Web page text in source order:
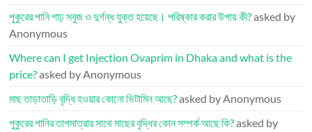
পুকুরের পানি গাঢ় সবুজ ও দুর্গন্ধ যুক্ত হয়েছে। পরিষ্কার করার উপায় কী?asked by
Anonymous
Where can I get Injection Ovaprim in Dhaka and what is the
price?asked by Anonymous
মাছ তাড়াতাড়ি বৃদ্ধি হওয়ার কোনো ভিটামিন আছে?asked by Anonymous
পুকুরের পানির তাপমাত্রার সাথে মাছের বৃদ্ধির কোন সম্পর্ক আছে কি?asked by